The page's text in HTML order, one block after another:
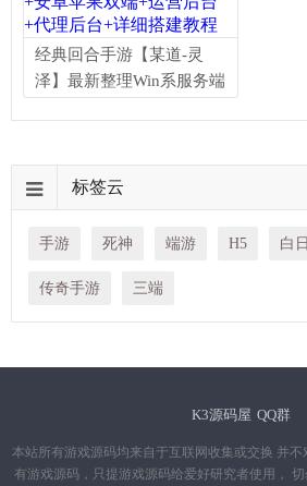
经典回合手游【某道-灵
泽】最新整理Win系服务端
标签云
手游 死神 端游 H5 白
传奇手游 三端
K3源码屋 QQ群
本站所有游戏源码均来自于互联网收集或交换 并
有游戏源码，只提游戏源码给爱好研究者使用，